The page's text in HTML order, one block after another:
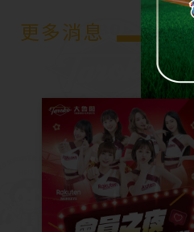
更多消息